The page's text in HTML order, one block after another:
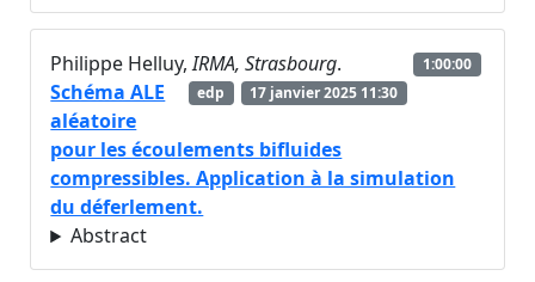
Philippe Helluy,IRMA, Strasbourg.
1:00:00
17 janvier 2025 11:30
edp
Schéma ALE
aléatoire
pour les écoulements bifluides
compressibles. Application à la simulation
du déferlement.
Abstract